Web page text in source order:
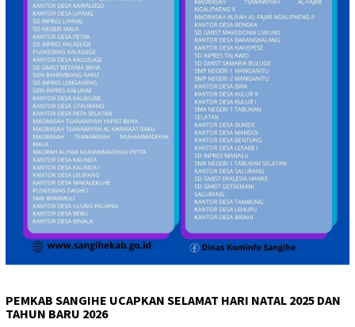
PEMKAB SANGIHE UCAPKAN SELAMAT HARI NATAL 2025 DAN
TAHUN BARU 2026